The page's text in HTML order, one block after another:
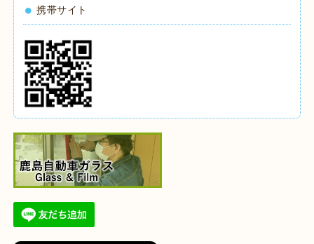
携帯サイト